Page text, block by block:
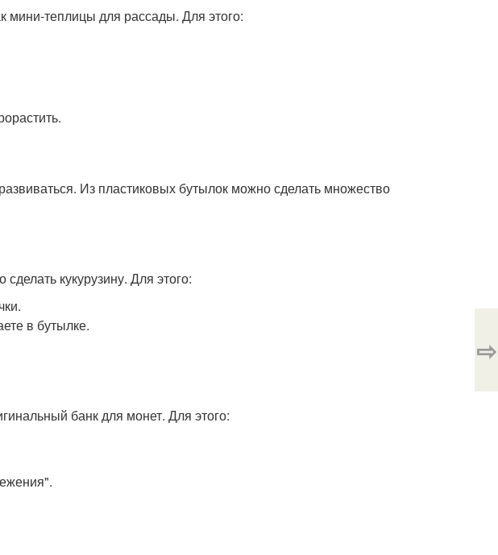
мини-теплицы для рассады. Для этого:
Из пластиковых бутылок можно сделать множество
кукурузину. Для этого:
в бутылке.
банк для монет. Для этого:
⇨